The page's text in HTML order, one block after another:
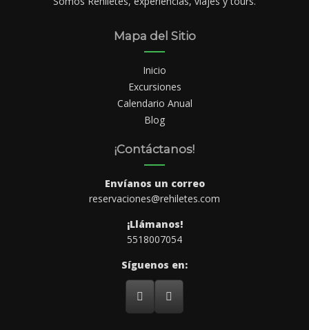
Mapa del Sitio
Inicio
Excursiones
Calendario Anual
Blog
¡Contáctanos!
Envíanos un correo
reservaciones@rehiletes.com
¡Llámanos!
5518007054
Síguenos en: